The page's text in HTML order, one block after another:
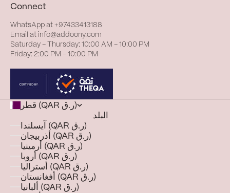
Connect
WhatsApp at +97433413188
Email at info@addoony.com
Saturday – Thursday: 10:00 AM – 10:00 PM
Friday: 2:00 PM – 10:00 PM
قطر (QAR ر.ق)
البلد
آيسلندا (QAR ر.ق)
أذربيجان (QAR ر.ق)
أرمينيا (QAR ر.ق)
أروبا (QAR ر.ق)
أستراليا (QAR ر.ق)
أفغانستان (QAR ر.ق)
ألبانيا (QAR ر.ق)